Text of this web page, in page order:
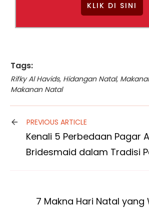
KLIK DI SINI
Tags:
Rifky Al Havids, Hidangan Natal,
Makanan Natal
PREVIOUS ARTICLE
Kenali 5 Perbedaan Pagar
Bridesmaid dalam Tradisi
7 Makna Hari Natal yang